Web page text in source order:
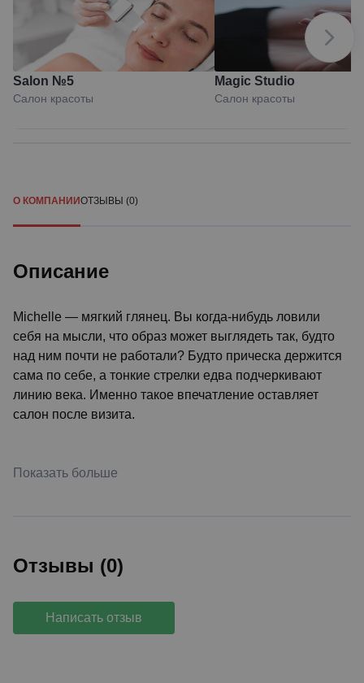
Salon №5
Салон красоты
Magic Studio
Салон красоты
О КОМПАНИИОТЗЫВЫ (0)
Описание
Michelle — мягкий глянец. Вы когда-нибудь ловили
себя на мысли, что образ может выглядеть так, будто
над ним почти не работали? Будто прическа держится
сама по себе, а тонкие стрелки едва подчеркивают
линию века. Именно такое впечатление оставляет
салон после визита.
Показать больше
Отзывы (0)
Написать отзыв